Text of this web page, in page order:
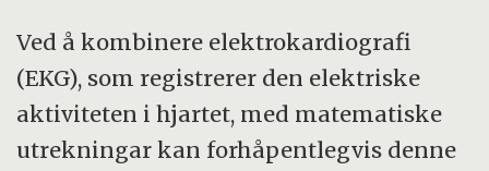
Ved å kombinere elektrokardiografi
(EKG), som registrerer den elektriske
aktiviteten i hjartet, med matematiske
utrekningar kan forhåpentlegvis denne